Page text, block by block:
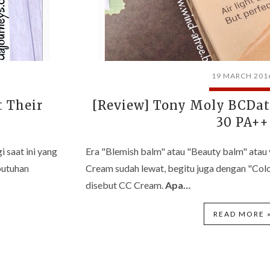
Their
saat ini yang
19 MARCH
[Review] Tony Moly
30 PA++
Era "Blemish balm" atau "Beauty balm"
Cream sudah lewat, begitu juga dengan
disebut CC Cream.Apa…
READ MORE